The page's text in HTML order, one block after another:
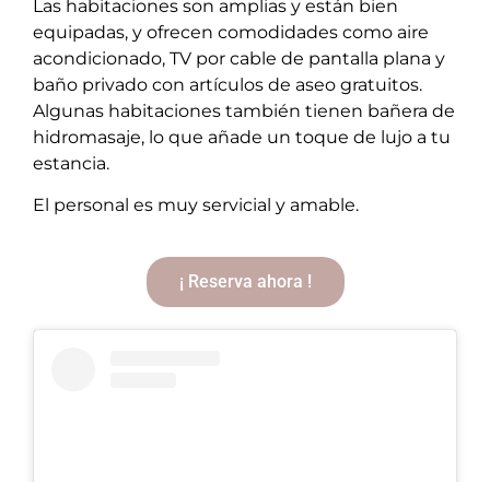
Las habitaciones son amplias y están bien
equipadas, y ofrecen comodidades como aire
acondicionado, TV por cable de pantalla plana y
baño privado con artículos de aseo gratuitos.
Algunas habitaciones también tienen bañera de
hidromasaje, lo que añade un toque de lujo a tu
estancia.
El personal es muy servicial y amable.
¡ Reserva ahora !